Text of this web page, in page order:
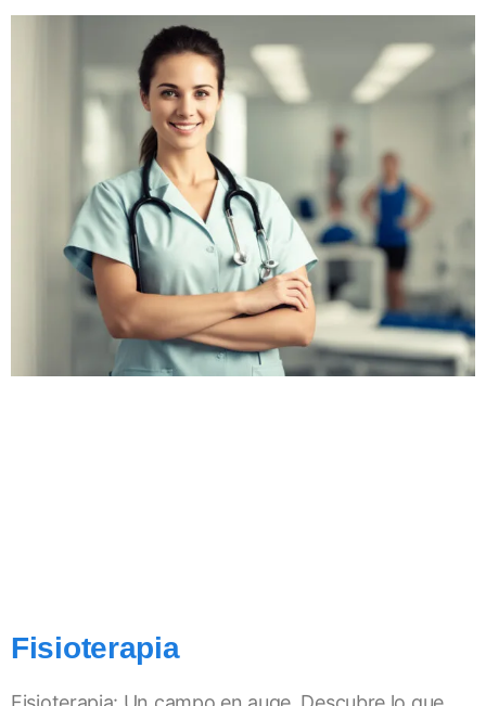
Fisioterapia